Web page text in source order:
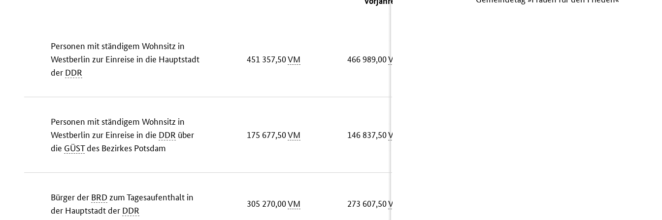
Personen mit ständigem Wohnsitz in
Westberlin zur Einreise in die Hauptstadt
der DDR
451 357,50VM 466 989,00VM
Personen mit ständigem Wohnsitz in
Westberlin zur Einreise in die DDR über
die GÜSTdes Bezirkes Potsdam
175 677,50VM 146 837,50VM
Bürger der BRD zum Tagesaufenthalt in
der Hauptstadt der DDR
305 270,00VM 273 607,50VM